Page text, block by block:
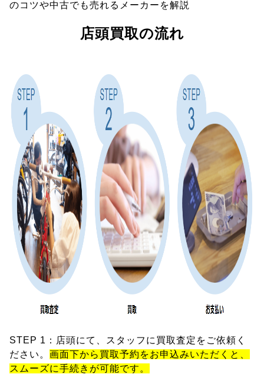
のコツや中古でも売れるメーカーを解説
店頭買取の流れ
STEP 1：店頭にて、スタッフに買取査定をご依頼く
ださい。 画面下から買取予約をお申込みいただくと、
スムーズに手続きが可能です。